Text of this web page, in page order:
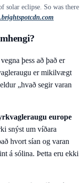
eclipse. So was there
þess að það er
er mikilvægt
„hvað segir varan
europe
snýst um víðara
hvort sían og varan
á sólina. Þetta eru ekki